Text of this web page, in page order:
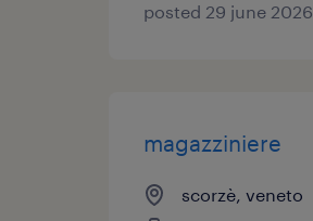
posted 29 june 2026
magazziniere
scorzè, veneto